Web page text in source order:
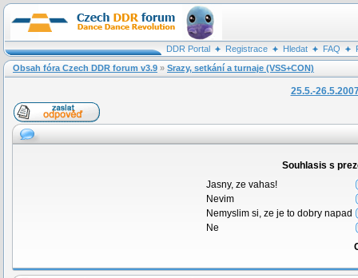
DDR Portal Registrace Hledat FAQ
Obsah fóra Czech DDR forum v3.9 » Srazy, setkání a turnaje (VSS+CON)
25.5.-
Souhlasis s
Jasny, ze vahas!
Nevim
Nemyslim si, ze je to dobry napad
Ne